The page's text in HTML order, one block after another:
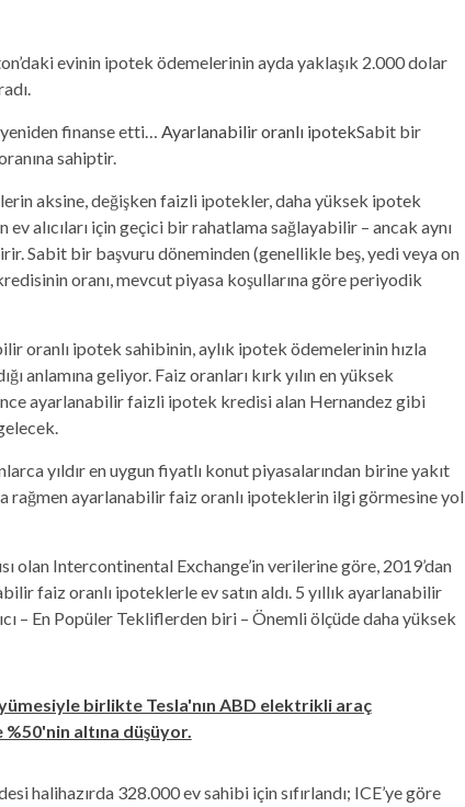
evinin ipotek ödemelerinin ayda yaklaşık 2.000 dolar
finanse etti… Ayarlanabilir oranlı ipotekSabit bir
sahiptir.
aksine, değişken faizli ipotekler, daha yüksek ipotek
alıcıları için geçici bir rahatlama sağlayabilir – ancak aynı
Sabit bir başvuru döneminden (genellikle beş, yedi veya on
oranı, mevcut piyasa koşullarına göre periyodik
oranlı ipotek sahibinin, aylık ipotek ödemelerinin hızla
anlamına geliyor. Faiz oranları kırk yılın en yüksek
ayarlanabilir faizli ipotek kredisi alan Hernandez gibi
yıldır en uygun fiyatlı konut piyasalarından birine yakıt
rağmen ayarlanabilir faiz oranlı ipoteklerin ilgi görmesine yol
olan Intercontinental Exchange’in verilerine göre, 2019’dan
faiz oranlı ipoteklerle ev satın aldı. 5 yıllık ayarlanabilir
– En Popüler Tekliflerden biri – Önemli ölçüde daha yüksek
birlikte Tesla'nın ABD elektrikli araç
altına düşüyor.
halihazırda 328.000 ev sahibi için sıfırlandı; ICE’ye göre